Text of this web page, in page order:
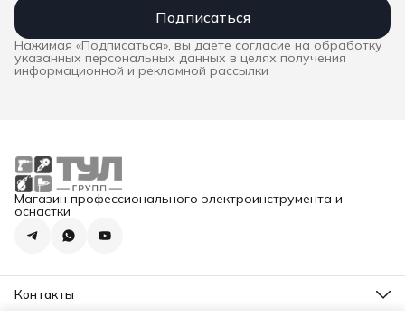
Подписаться
Нажимая «Подписаться», вы даете согласие на обработку
указанных персональных данных в целях получения
информационной и рекламной рассылки
Магазин профессионального электроинструмента и
оснастки
Контакты